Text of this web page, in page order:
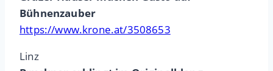
Bühnenzauber
https://www.krone.at/3508653
Linz